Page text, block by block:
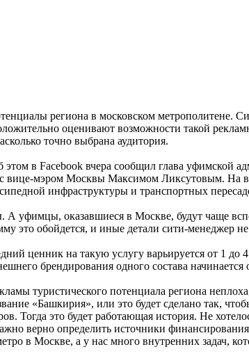
региона в московском метрополитене.
оценивают возможности такой
точно выбрана аудитория.
в Facebook вчера сообщил глава уфимской
вице-мэром Москвы Максимом Ликсутовым. На
инфраструктуры и транспортных
А уфимцы, оказавшиеся в Москве, будут чаще
это обойдется, и иные детали сити-менеджер
ценник на такую услугу варьируется от 1 до
брендирования одного состава начинается
туристического потенциала региона
«Башкирия», или это будет сделано так,
Тогда это будет работающая история. Не
верно определить источники
в Москве, а у нас много внутренних задач,